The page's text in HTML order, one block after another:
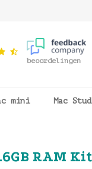
beoordelingen
mini Mac
RAM